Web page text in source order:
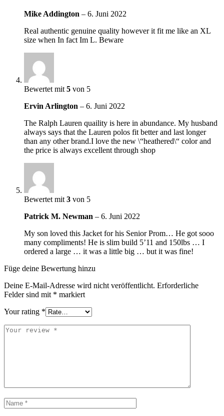
Mike Addington – 6. Juni 2022
Real authentic genuine quality however it fit me like an XL
size when In fact Im L. Beware
Bewertet mit 5 von 5
Ervin Arlington – 6. Juni 2022
The Ralph Lauren quaility is here in abundance. My husband
always says that the Lauren polos fit better and last longer
than any other brand.I love the new \“heathered\“ color and
the price is always excellent through shop
Bewertet mit 3 von 5
Patrick M. Newman – 6. Juni 2022
My son loved this Jacket for his Senior Prom… He got sooo
many compliments! He is slim build 5’11 and 150lbs … I
ordered a large … it was a little big … but it was fine!
Füge deine Bewertung hinzu
Deine E-Mail-Adresse wird nicht veröffentlicht. Erforderliche
Felder sind mit * markiert
Your rating *